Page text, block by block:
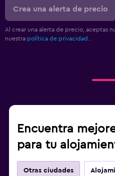
Crea una alerta de precio
Al crear una alerta de precio, aceptas
nuestra política de privacidad.
Encuentra
para tu
Otras ciudades